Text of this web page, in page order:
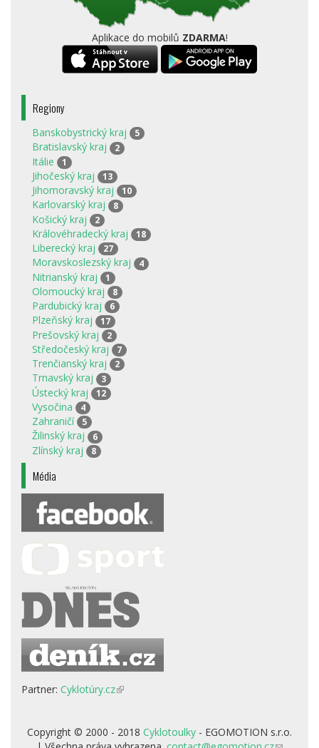
Aplikace do mobilů ZDARMA!
Regiony
Banskobystrický kraj 5
Bratislavský kraj 2
Itálie 1
Jihočeský kraj 13
Jihomoravský kraj 10
Karlovarský kraj 8
Košický kraj 2
Královéhradecký kraj 18
Liberecký kraj 27
Moravskoslezský kraj 4
Nitrianský kraj 1
Olomoucký kraj 8
Pardubický kraj 6
Plzeňský kraj 17
Prešovský kraj 2
Středočeský kraj 7
Trenčianský kraj 2
Trnavský kraj 3
Ústecký kraj 12
Vysočina 4
Zahraničí 5
Žilinský kraj 6
Zlínský kraj 8
Média
Partner: Cyklotúry.cz(odkaz
Copyright © 2000 - 2018 Cyklotoulky - EGOMOTION s.r.o.